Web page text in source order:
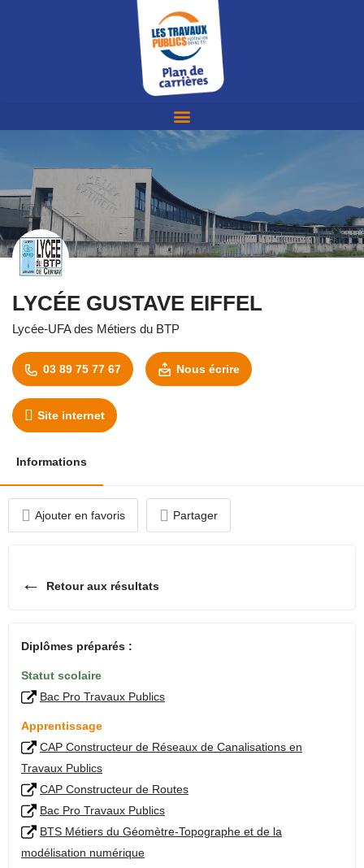
LYCÉE GUSTAVE EIFFEL
Lycée-UFA des Métiers du BTP
03 89 75 77 67 Nous écrire
Site internet
Informations
Ajouter en favoris Partager
← Retour aux résultats
Diplômes préparés :
Statut scolaire
Bac Pro Travaux Publics
Apprentissage
CAP Constructeur de Réseaux de Canalisations en
Travaux Publics
CAP Constructeur de Routes
Bac Pro Travaux Publics
BTS Métiers du Géomètre-Topographe et de la
modélisation numérique